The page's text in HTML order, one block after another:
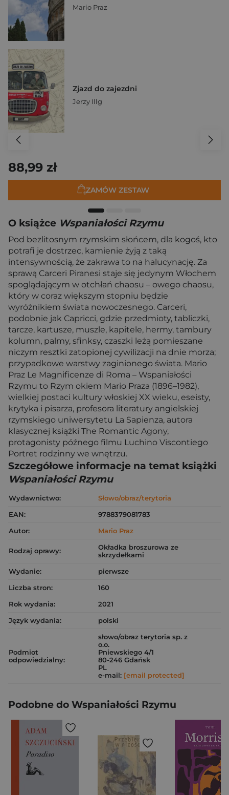
Mario Praz
Zjazd do zajezdni
Jerzy Illg
88,99 zł
ZAMÓW ZESTAW
O książce Wspaniałości Rzymu
Pod bezlitosnym rzymskim słońcem, dla kogoś, kto
potrafi je dostrzec, kamienie żyją z taką
intensywnością, że zakrawa to na halucynację. Za
sprawą Carceri Piranesi staje się jedynym Włochem
spoglądającym w otchłań chaosu – owego chaosu,
który w coraz większym stopniu będzie
wyróżnikiem świata nowoczesnego. Carceri,
podobnie jak Capricci, gdzie przedmioty, tabliczki,
tarcze, kartusze, muszle, kapitele, hermy, tambury
kolumn, palmy, sfinksy, czaszki leżą pomieszane
niczym resztki zatopionej cywilizacji na dnie morza;
przypadkowe warstwy zaginionego świata. Mario
Praz Le Magnificenze di Roma – Wspaniałości
Rzymu to Rzym okiem Mario Praza (1896–1982),
wielkiej postaci kultury włoskiej XX wieku, eseisty,
krytyka i pisarza, profesora literatury angielskiej
rzymskiego uniwersytetu La Sapienza, autora
klasycznej książki The Romantic Agony,
protagonisty późnego filmu Luchino Viscontiego
Portret rodzinny we wnętrzu.
Szczegółowe informacje na temat książki
Wspaniałości Rzymu
Wydawnictwo:
Słowo/obraz/terytoria
EAN:
9788379081783
Autor:
Mario Praz
Rodzaj oprawy:
Okładka broszurowa ze
skrzydełkami
Wydanie:
pierwsze
Liczba stron:
160
Rok wydania:
2021
Język wydania:
polski
Podmiot
odpowiedzialny:
słowo/obraz terytoria sp. z
o.o.
Pniewskiego 4/1
80-246 Gdańsk
PL
e-mail: [email protected]
Podobne do Wspaniałości Rzymu